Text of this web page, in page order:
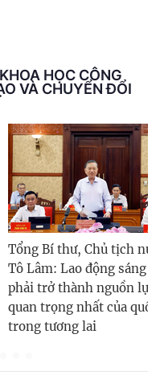
HỌC CÔNG
VÀ CHUYỂN ĐỔI
Tổng Bí thư, Chủ tịch
Tô Lâm: Lao động sáng
phải trở thành nguồn lực
quan trọng nhất của quốc
trong tương lai